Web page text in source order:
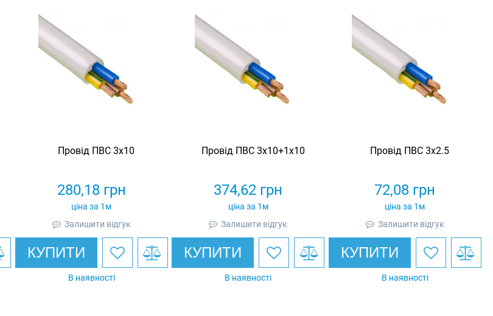
Провід ПВС 3х10
280,18грн
ціна за 1м
Залишити відгук
КУПИТИ
В наявності
Провід ПВС 3х10+1х10
374,62 грн
ціна за 1м
Залишити відгук
КУПИТИ
В наявності
Провід ПВС 3х2.5
72,08 грн
ціна за 1м
Залишити відгук
КУПИТИ
В наявності